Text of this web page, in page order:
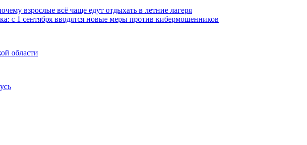
взрослые всё чаще едут отдыхать в летние лагеря
с 1 сентября вводятся новые меры против кибермошенников
области